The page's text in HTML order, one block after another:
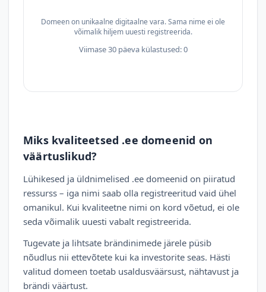
Domeen on unikaalne digitaalne vara. Sama nime ei ole
võimalik hiljem uuesti registreerida.
Viimase 30 päeva külastused: 0
Miks kvaliteetsed .ee domeenid on
väärtuslikud?
Lühikesed ja üldnimelised .ee domeenid on piiratud
ressurss – iga nimi saab olla registreeritud vaid ühel
omanikul. Kui kvaliteetne nimi on kord võetud, ei ole
seda võimalik uuesti vabalt registreerida.
Tugevate ja lihtsate brändinimede järele püsib
nõudlus nii ettevõtete kui ka investorite seas. Hästi
valitud domeen toetab usaldusväärsust, nähtavust ja
brändi väärtust.